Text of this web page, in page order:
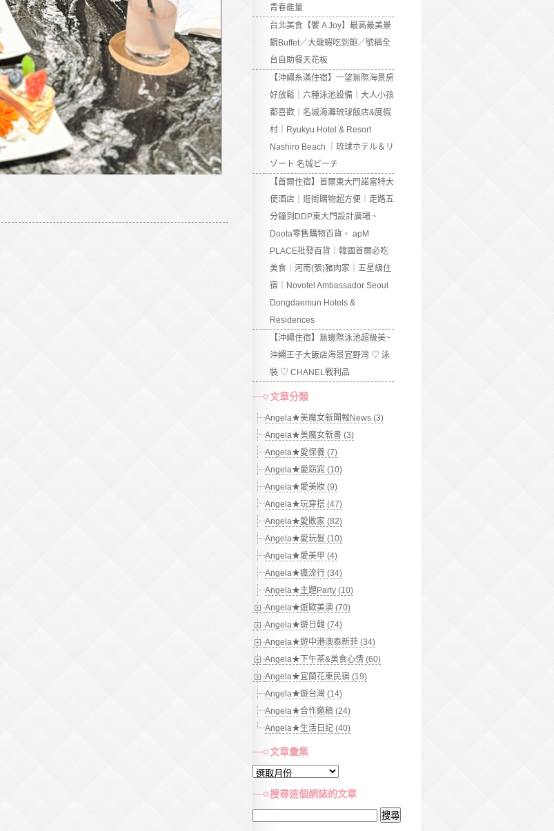
青春能量
台北美食【饗 A Joy】最高最美景
觀Buffet／大龍蝦吃到飽／號稱全
台自助餐天花板
【沖繩糸滿住宿】一望無際海景房
好放鬆｜六種泳池設備｜大人小孩
都喜歡｜名城海灘琉球飯店&度假
村｜Ryukyu Hotel & Resort
Nashiro Beach ｜琉球ホテル＆リ
ゾート 名城ビーチ
【首爾住宿】首爾東大門諾富特大
使酒店｜逛街購物超方便｜走路五
分鐘到DDP東大門設計廣場、
Doota零售購物百貨、 apM
PLACE批發百貨｜韓國首爾必吃
美食｜河南(張)豬肉家｜五星級住
宿｜Novotel Ambassador Seoul
Dongdaemun Hotels &
Residences
【沖繩住宿】無邊際泳池超級美~
沖繩王子大飯店海景宜野灣 ♡ 泳
裝 ♡ CHANEL戰利品
文章分類
Angela★美魔女新聞報News (3)
Angela★美魔女新書 (3)
Angela★愛保養 (7)
Angela★愛窈窕 (10)
Angela★愛美妝 (9)
Angela★玩穿搭 (47)
Angela★愛敗家 (82)
Angela★愛玩髮 (10)
Angela★愛美甲 (4)
Angela★瘋流行 (34)
Angela★主題Party (10)
Angela★遊歐美澳 (70)
Angela★遊日韓 (74)
Angela★遊中港澳泰新菲 (34)
Angela★下午茶&美食心情 (60)
Angela★宜蘭花東民宿 (19)
Angela★遊台灣 (14)
Angela★合作邀稿 (24)
Angela★生活日記 (40)
文章彙集
文
彙
集
搜尋這個網誌的文章